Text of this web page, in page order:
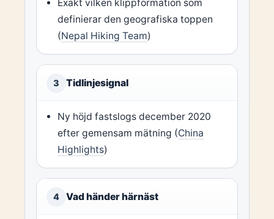
Exakt vilken klippformation som
definierar den geografiska toppen
(Nepal Hiking Team)
3 Tidlinjesignal
Ny höjd fastslogs december 2020
efter gemensam mätning (China
Highlights)
4 Vad händer härnäst